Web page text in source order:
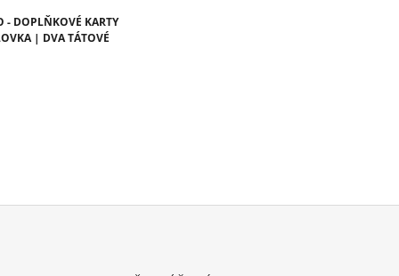
- DOPLŇKOVÉ KARTY
| DVA TÁTOVÉ